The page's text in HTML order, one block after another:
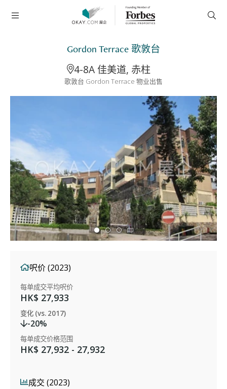
Gordon Terrace 歌敦台
4-8A 佳美道, 赤柱
歌敦台 Gordon Terrace 物业出售
呎价 (2023)
每单成交平均呎价
HK$ 27,933
变化 (vs. 2017)
-20%
每单成交价格范围
HK$ 27,932 - 27,932
成交 (2023)